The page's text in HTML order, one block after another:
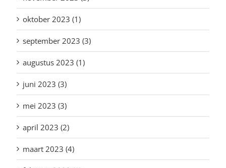
oktober 2023 (1)
september 2023 (3)
augustus 2023 (1)
juni 2023 (3)
mei 2023 (3)
april 2023 (2)
maart 2023 (4)